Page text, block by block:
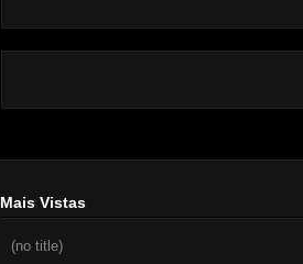
Mais Vistas
(no title)